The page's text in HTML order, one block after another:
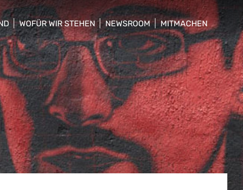
menu
WOFÜR WIR STEHEN
show/hide sub menu
NEWSROOM
show/hide sub menu
MITMACHEN
show/hide sub menu